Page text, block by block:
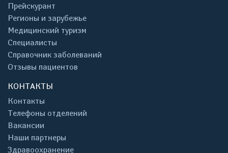
Прейскурант
Регионы и зарубежье
Медицинский туризм
Специалисты
Справочник заболеваний
Отзывы пациентов
КОНТАКТЫ
Контакты
Телефоны отделений
Вакансии
Наши партнеры
Здравоохранение